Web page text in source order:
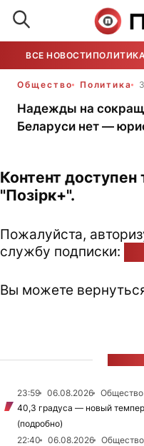
ВСЕ НОВОСТИ
Общество Политика
Надежды на
Беларуси нет —
Контент
"Позірк+".
Пожалуйста,
службу подписки:
Вы можете
23:59 06.08.2026
Общество
40,3 градуса — новый
(подробно)
22:40
06.08.2026
Общество